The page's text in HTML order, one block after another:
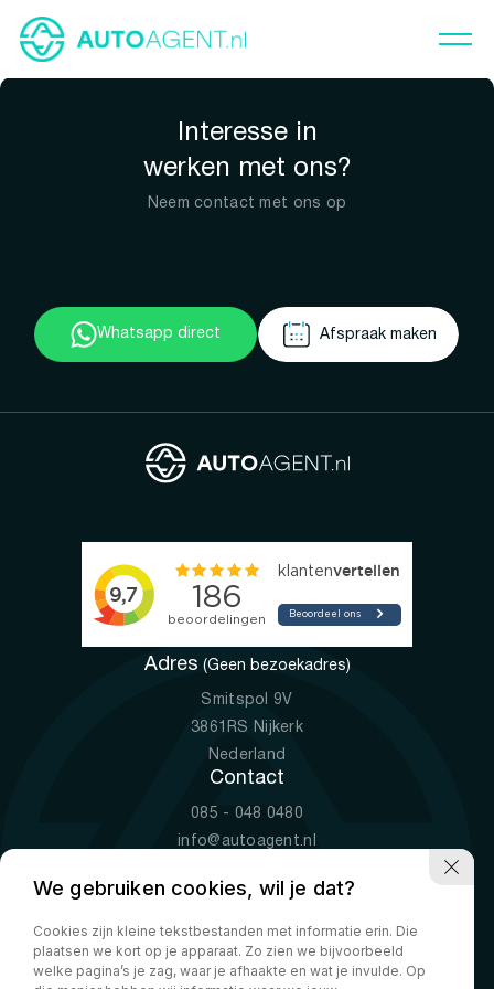
Interesse in
werken met ons?
Neem contact met ons op
Whatsapp direct Afspraak maken
Adres (Geen bezoekadres)
Smitspol 9V
3861RS Nijkerk
Nederland
Contact
085 - 048 0480
info@autoagent.nl
Openingstijden
Ma-Vr
09:00 - 19:00
Za
10:00 - 17:00
We gebruiken cookies, wil je dat?
Cookies zijn kleine tekstbestanden met informatie erin. Die
plaatsen we kort op je apparaat. Zo zien we bijvoorbeeld
welke pagina’s je zag, waar je afhaakte en wat je invulde. Op